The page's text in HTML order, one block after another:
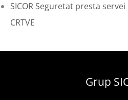
SICOR Seguretat presta
CRTVE
Grup